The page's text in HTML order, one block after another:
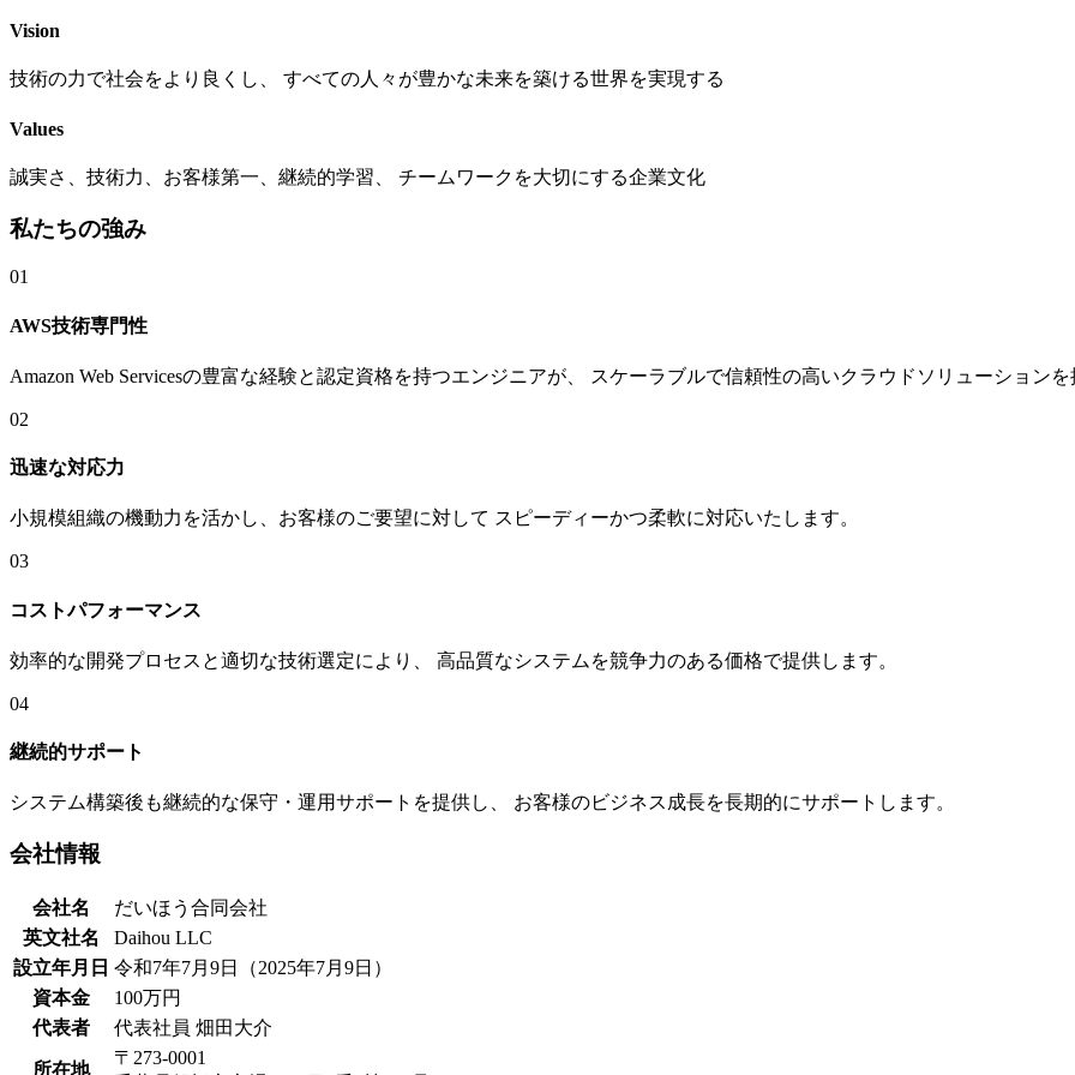
Vision
技術の力で社会をより良くし、 すべての人々が豊かな未来を築ける世界を実現する
Values
誠実さ、技術力、お客様第一、継続的学習、 チームワークを大切にする企業文化
私たちの強み
01
AWS技術専門性
Amazon Web Servicesの豊富な経験と認定資格を持つエンジニアが、 スケーラブルで信頼性の高いクラウドソリューションを
02
迅速な対応力
小規模組織の機動力を活かし、お客様のご要望に対して スピーディーかつ柔軟に対応いたします。
03
コストパフォーマンス
効率的な開発プロセスと適切な技術選定により、 高品質なシステムを競争力のある価格で提供します。
04
継続的サポート
システム構築後も継続的な保守・運用サポートを提供し、 お客様のビジネス成長を長期的にサポートします。
会社情報
会社名
だいほう合同会社
英文社名
Daihou LLC
設立年月日 令和7年7月9日（2025年7月9日）
資本金
100万円
代表者
代表社員 畑田大介
所在地
〒273-0001